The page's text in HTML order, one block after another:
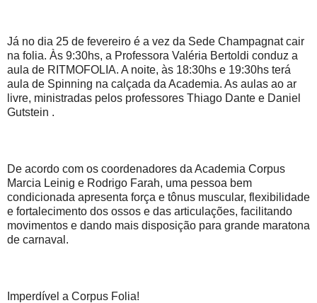
Já no dia 25 de fevereiro é a vez da Sede Champagnat cair
na folia. Às 9:30hs, a Professora Valéria Bertoldi conduz a
aula de RITMOFOLIA. A noite, às 18:30hs e 19:30hs terá
aula de Spinning na calçada da Academia. As aulas ao ar
livre, ministradas pelos professores Thiago Dante e Daniel
Gutstein .
De acordo com os coordenadores da Academia Corpus
Marcia Leinig e Rodrigo Farah, uma pessoa bem
condicionada apresenta força e tônus muscular, flexibilidade
e fortalecimento dos ossos e das articulações, facilitando
movimentos e dando mais disposição para grande maratona
de carnaval.
Imperdível a Corpus Folia!